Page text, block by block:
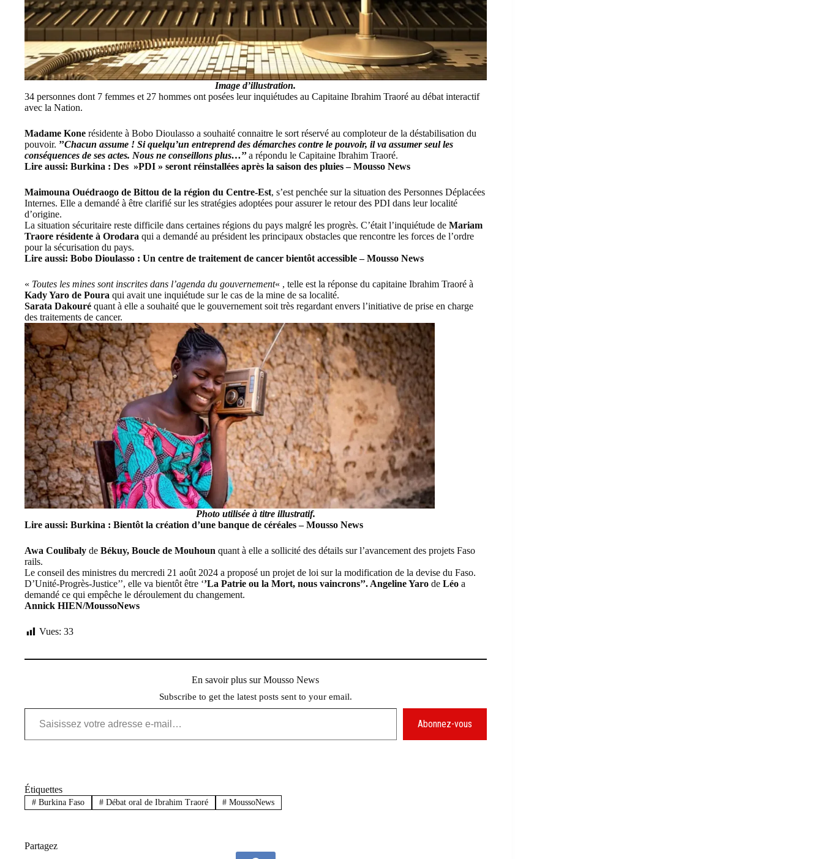
Image d’illustration.
34 personnes dont 7 femmes et 27 hommes ont posées leur inquiétudes au Capitaine Ibrahim Traoré au débat interactif
avec la Nation.
Madame Kone résidente à Bobo Dioulasso a souhaité connaitre le sort réservé au comploteur de la déstabilisation du
pouvoir. ’’Chacun assume ! Si quelqu’un entreprend des démarches contre le pouvoir, il va assumer seul les
conséquences de ses actes. Nous ne conseillons plus…’’a répondu le Capitaine Ibrahim Traoré.
Lire aussi: Burkina : Des »PDI » seront réinstallées après la saison des pluies – Mousso News
Maimouna Ouédraogo de Bittou de la région du Centre-Est, s’est penchée sur la situation des Personnes Déplacées
Internes. Elle a demandé à être clarifié sur les stratégies adoptées pour assurer le retour des PDI dans leur localité
d’origine.
La situation sécuritaire reste difficile dans certaines régions du pays malgré les progrès. C’était l’inquiétude de Mariam
Traore résidente à Orodara qui a demandé au président les principaux obstacles que rencontre les forces de l’ordre
pour la sécurisation du pays.
Lire aussi: Bobo Dioulasso : Un centre de traitement de cancer bientôt accessible – Mousso News
« Toutes les mines sont inscrites dans l’agenda du gouvernement« , telle est la réponse du capitaine Ibrahim Traoré à
Kady Yaro de Poura qui avait une inquiétude sur le cas de la mine de sa localité.
Sarata Dakouré quant à elle a souhaité que le gouvernement soit très regardant envers l’initiative de prise en charge
des traitements de cancer.
Photo utilisée à titre illustratif.
Lire aussi: Burkina : Bientôt la création d’une banque de céréales – Mousso News
Awa Coulibaly de Békuy, Boucle de Mouhoun quant à elle a sollicité des détails sur l’avancement des projets Faso
rails.
Le conseil des ministres du mercredi 21 août 2024 a proposé un projet de loi sur la modification de la devise du Faso.
D’Unité-Progrès-Justice’’, elle va bientôt être ‘’La Patrie ou la Mort, nous vaincrons’’. Angeline Yaro de Léo a
demandé ce qui empêche le déroulement du changement.
Annick HIEN/MoussoNews
Vues: 33
En savoir plus sur Mousso News
Subscribe to get the latest posts sent to your email.
Saisissez votre adresse e-mail…
Abonnez-vous
Étiquettes
#Burkina Faso #Débat oral de Ibrahim Traoré # MoussoNews
Partagez